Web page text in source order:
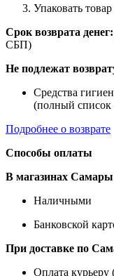
Упаковать
Срок возврата денег:
СБП)
Не подлежат
Средства
(полный
Подробнее о возврате
Способы оплаты
В магазинах
Наличными
Банковской
При доставке по
Оплата